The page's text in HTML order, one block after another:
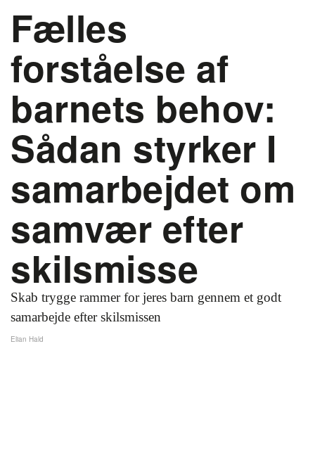
Fælles
forståelse af
barnets behov:
Sådan styrker I
samarbejdet om
samvær efter
skilsmisse
Skab trygge rammer for jeres barn gennem et godt
samarbejde efter skilsmissen
Elian Hald